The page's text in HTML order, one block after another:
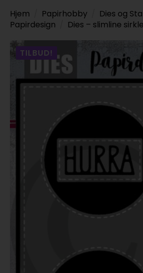
Hjem Papirhobby
Dies og
Papirdesign
Dies – slimline
TILBUD!